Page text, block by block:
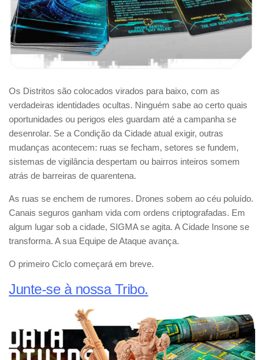
Os Distritos são colocados virados para baixo, com as
verdadeiras identidades ocultas. Ninguém sabe ao certo quais
oportunidades ou perigos eles guardam até a campanha se
desenrolar. Se a Condição da Cidade atual exigir, outras
mudanças acontecem: ruas se fecham, setores se fundem,
sistemas de vigilância despertam ou bairros inteiros somem
atrás de barreiras de quarentena.
As ruas se enchem de rumores. Drones sobem ao céu poluído.
Canais seguros ganham vida com ordens criptografadas. Em
algum lugar sob a cidade, SIGMA se agita. A Cidade Insone se
transforma. A sua Equipe de Ataque avança.
O primeiro Ciclo começará em breve.
Junte-se à nossa Tribo.